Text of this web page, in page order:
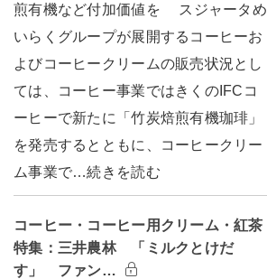
煎有機など付加価値を スジャータめ
いらくグループが展開するコーヒーお
よびコーヒークリームの販売状況とし
ては、コーヒー事業ではきくのIFCコ
ーヒーで新たに「竹炭焙煎有機珈琲」
を発売するとともに、コーヒークリー
ム事業で…続きを読む
コーヒー・コーヒー用クリーム・紅茶
特集：三井農林 「ミルクとけだ
す」 ファン…